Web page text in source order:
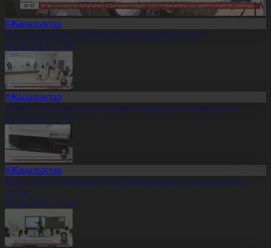
#Жаңалықтар
Жас суретшілер Абай шығармаларын бейнеледі
06.08.2026, 17:26
#Жаңалықтар
«Sarap» сарапшылар клубының аймақтық отырысы өтті
06.08.2026, 17:23
#Жаңалықтар
БҚО-да жас стартапер қағаз басып шығарудың тың әдісін
тапты
06.08.2026, 17:20